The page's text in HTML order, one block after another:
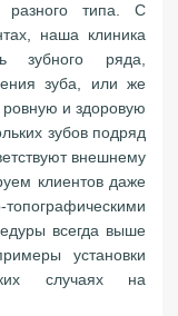
разного типа. С
наша клиника
зубного ряда,
зуба, или же
ровную и здоровую
зубов подряд
внешнему
клиентов даже
всегда выше
установки
случаях на